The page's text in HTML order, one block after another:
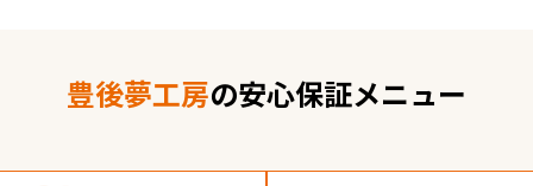
豊後夢工房の安心保証メニュー